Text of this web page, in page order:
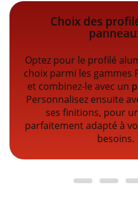
Choix des
Optez pour le profilé
choix parmi les gammes
et combinez-le avec un
Personnalisez ensuite
ses finitions, pour
parfaitement adapté à
besoins.